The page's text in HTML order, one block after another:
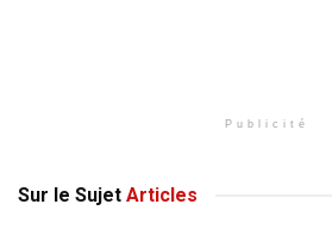
Publicité
Sur le Sujet Articles